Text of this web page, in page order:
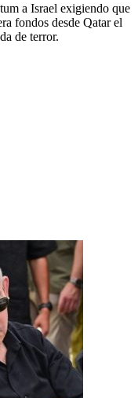
a Israel exigiendo que
fondos desde Qatar el
de terror.